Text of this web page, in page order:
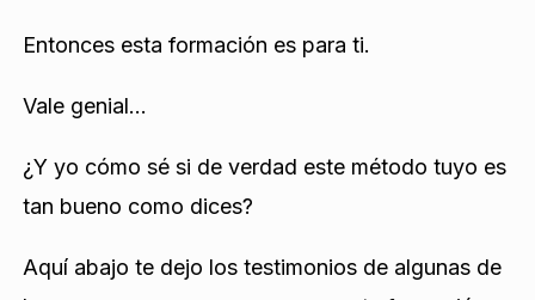
Entonces esta formación es para ti.
Vale genial…
¿Y yo cómo sé si de verdad este método tuyo es
tan bueno como dices?
Aquí abajo te dejo los testimonios de algunas de